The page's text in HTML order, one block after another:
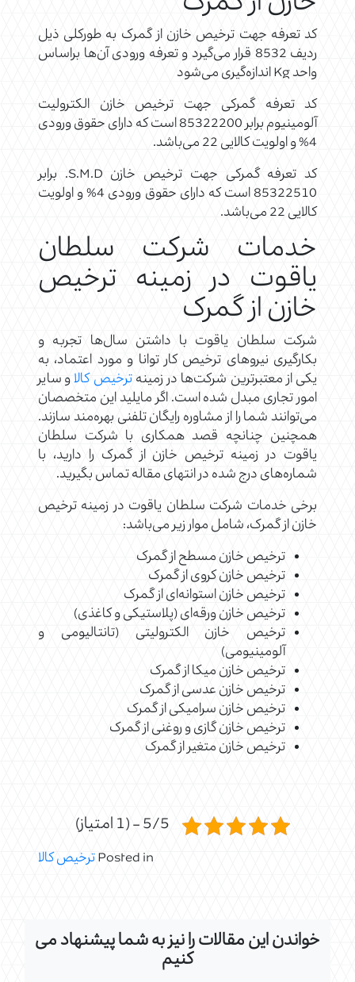
کد تعرفه جهت ترخیص خازن از گمرک به طورکلی ذیل
ردیف 8532 قرار می‌گیرد و تعرفه ورودی آن‌ها براساس
واحد Kg اندازه‌گیری می‌شود
کد تعرفه گمرکی جهت ترخیص خازن الکترولیت
آلومینیوم برابر 85322200 است که دارای حقوق ورودی
4% و اولویت کالایی 22 می‌باشد.
کد تعرفه گمرکی جهت ترخیص خازن S.M.D. برابر
85322510 است که دارای حقوق ورودی 4% و اولویت
کالایی 22 می‌باشد.
خدمات شرکت سلطان
یاقوت در زمینه ترخیص
خازن از گمرک
شرکت سلطان یاقوت با داشتن سال‌ها تجربه و
بکارگیری نیروهای ترخیص کار توانا و مورد اعتماد، به
یکی از معتبرترین شرکت‌ها در زمینهترخیص کالاو سایر
امور تجاری مبدل شده است. اگر مایلید این متخصصان
می‌توانند شما را از مشاوره رایگان تلفنی بهره‌مند سازند.
همچنین چنانچه قصد همکاری با شرکت سلطان
یاقوت در زمینه ترخیص خازن از گمرک را دارید، با
شماره‌های درج شده در انتهای مقاله تماس بگیرید.
برخی خدمات شرکت سلطان یاقوت در زمینه ترخیص
خازن از گمرک، شامل موار زیر می‌باشد:
ترخیص خازن مسطح از گمرک
ترخیص خازن کروی از گمرک
ترخیص خازن استوانه‌ای از گمرک
ترخیص خازن ورقه‌ای (پلاستیکی و کاغذی)
ترخیص خازن‌ الکترولیتی (تانتالیومی و
آلومینیومی)
ترخیص خازن میکا از گمرک
ترخیص خازن عدسی از گمرک
ترخیص خازن سرامیکی از گمرک
ترخیص خازن گازی و روغنی از گمرک
ترخیص خازن متغیر از گمرک
5/5 - (1 امتیاز)
Posted inترخیص کالا
خواندن این مقالات را نیز به شما پیشنهاد می
کنیم